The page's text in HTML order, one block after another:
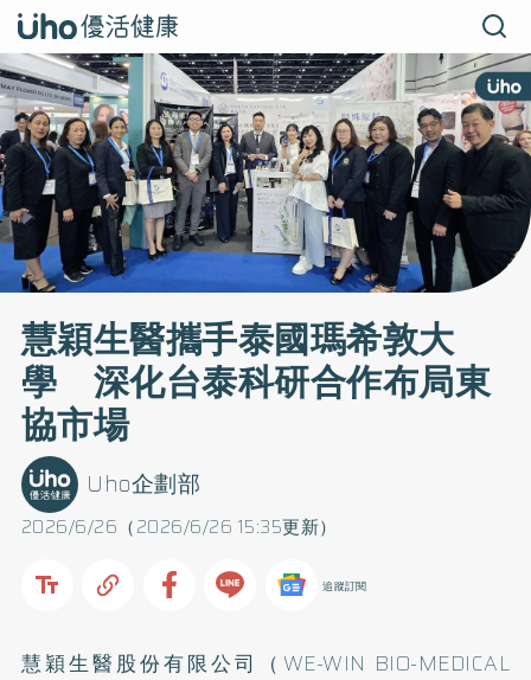
慧穎生醫攜手泰國瑪希敦大
學 深化台泰科研合作布局東
協市場
2026/6/26（2026/6/26 15:35更新）
Uho企劃部
追蹤訂閱
慧穎生醫股份有限公司（WE-WIN BIO-MEDICAL